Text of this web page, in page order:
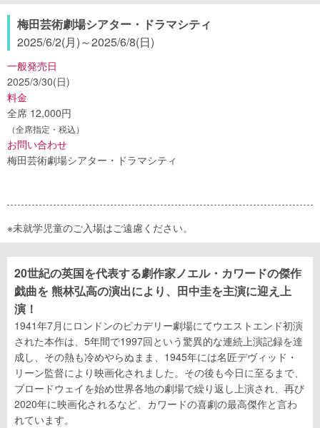
梅田芸術劇場シアター・ドラマシティ
2025/6/2(月)～2025/6/8(日)
一般発売日
2025/3/30(日)
料金
全席 12,000円
（全席指定・税込）
お問い合わせ
梅田芸術劇場シアター・ドラマシティ
※未就学児童のご入場はご遠慮ください。
20世紀の英国を代表する劇作家ノエル・カワードの傑作
戯曲を 熊林弘高の演出により、田中圭を主演に迎え上
演！
1941年7月にロンドンのピカデリー劇場にてウエストエンド初演
された本作は、5年間で1997回という驚異的な連続上演記録を達
成し、その熱も冷めやらぬまま、1945年には名匠デヴィッド・
リーン監督により映画化されました。その後も今日に至るまで、
ブロードウェイを始め世界各地の劇場で繰り返し上演され、再び
2020年に映画化されるなど、カワードの喜劇の最高傑作と言わ
れています。